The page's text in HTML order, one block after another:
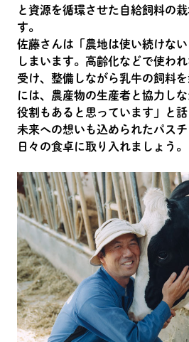
と資源を循環させた自給飼料の
す。
佐藤さんは「農地は使い続けな
しまいます。高齢化などで使わ
受け、整備しながら乳牛の飼料
には、農産物の生産者と協力し
役割もあると思っています」と
未来への想いも込められたパスチ
日々の食卓に取り入れましょう。